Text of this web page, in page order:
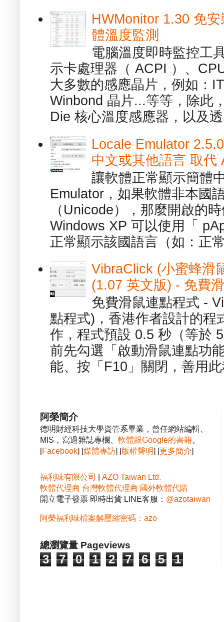
HWMonitor 1.30 免
體溫度監測
電腦溫度即時監控工
示卡處理器（ ACPI ）、
大多數的感應晶片，例如：
Winbond 晶片...等等，除此
Die 核心溫度感應器，以及
Locale Emulator
中文或其他語言 取代
讓軟體正常顯示簡體
Emulator，如果軟體非本國
（Unicode），那麼開啟的
Windows XP 可以使用「
正常顯示該國語言（如：正
VibraClick (小蜜蜂滑
(1.07 英文版) - 免費
免費滑鼠連點程式 -
點程式)，香港作者設計的程
作，程式預設 0.5 秒（等於
前先勾選「啟動滑鼠連點功
能、按「F10」關閉，善用
阿榮簡介
德明財經科技大學資管系畢業，曾任網站編輯、
MIS，寫過雜誌專欄、 軟體跟Google的書籍。
[Facebook] [媒體專訪] [版權聲明] [更多簡介]
福利味有限公司
AZO Taiwan Ltd.
軟體代理商 台灣軟體代理商 國外軟體代購
開立電子發票 即時出貨 LINE客服： @azotaiwan
阿榮福利味檔案解壓縮密碼：azo
總瀏覽量 Pageviews
3 7 0 1 2 7 6 5 1